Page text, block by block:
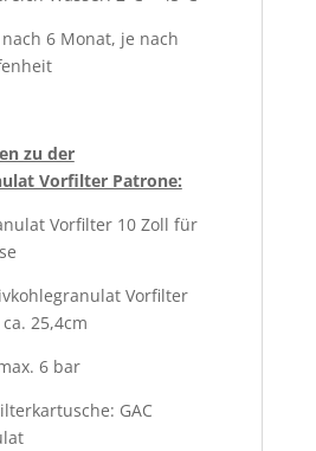
6 Monat, je nach
zu der
Vorfilter Patrone:
Vorfilter 10 Zoll für
Vorfilter
25,4cm
6 bar
GAC